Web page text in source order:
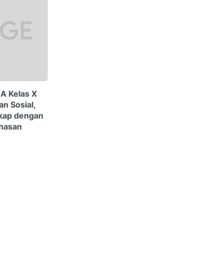
Kelas X
Sosial,
dengan